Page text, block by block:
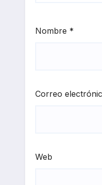
Nombre *
Correo
Web